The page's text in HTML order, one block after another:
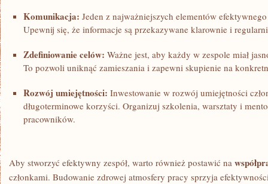
Komunikacja: Jeden z najważniejszych elementów
Upewnij się,⁢ że informacje są przekazywane klarownie i
Zdefiniowanie celów: Ważne jest, ​aby każdy w zespole miał
To pozwoli uniknąć zamieszania i zapewni skupienie na
Rozwój umiejętności: Inwestowanie w rozwój⁢ umiejętności
długoterminowe korzyści. Organizuj ⁤szkolenia, warsztaty⁢ i
pracowników.
Aby stworzyć ‍efektywny ⁣zespół, warto również postawić na
⁣członkami. Budowanie ​zdrowej‍ atmosfery pracy sprzyja